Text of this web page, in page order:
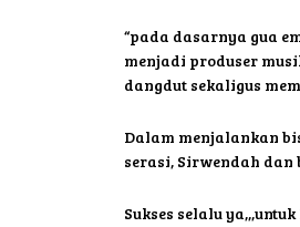
“pada dasarnya gua
menjadi produser
dangdut sekaligus
Dalam menjalankan
serasi, Sirwendah
Sukses selalu